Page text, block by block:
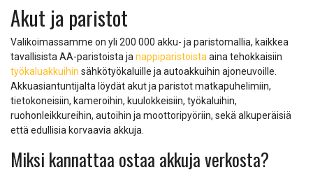
of
15
Akut ja paristot
Valikoimassamme on yli 200 000 akku- ja paristomallia, kaikkea
tavallisista AA-paristoista ja nappiparistoista aina tehokkaisiin
työkaluakkuihin sähkötyökaluille ja autoakkuihin ajoneuvoille.
Akkuasiantuntijalta löydät akut ja paristot matkapuhelimiin,
tietokoneisiin, kameroihin, kuulokkeisiin, työkaluihin,
ruohonleikkureihin, autoihin ja moottoripyöriin, sekä alkuperäisiä
että edullisia korvaavia akkuja.
Miksi kannattaa ostaa akkuja verkosta?